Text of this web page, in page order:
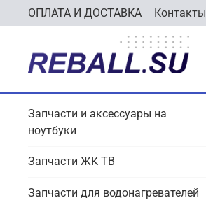
ОПЛАТА И ДОСТАВКА Контакты
Запчасти и аксессуары на
ноутбуки
Запчасти ЖК ТВ
Запчасти для водонагревателей